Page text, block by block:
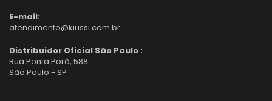
E-mail:
atendimento@kiussi.com.br
Distribuidor Oficial São Paulo :
Rua Ponta Porã, 588
São Paulo - SP